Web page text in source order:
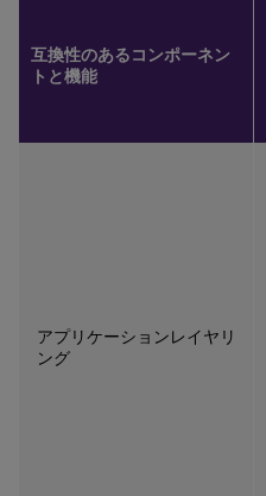
互換性のあるコンポーネン
トと機能
アプリケーションレイヤリ
ング